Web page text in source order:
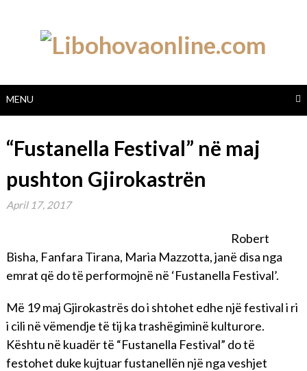
MENU
“Fustanella Festival” në maj
pushton Gjirokastrën
April 17, 2017
Robert
Bisha, Fanfara Tirana, Maria Mazzotta, janë disa nga
emrat që do të performojnë në ‘Fustanella Festival’.
Më 19 maj Gjirokastrës do i shtohet edhe një festival i ri
i cili në vëmendje të tij ka trashëgiminë kulturore.
Kështu në kuadër të “Fustanella Festival” do të
festohet duke kujtuar fustanellën një nga veshjet